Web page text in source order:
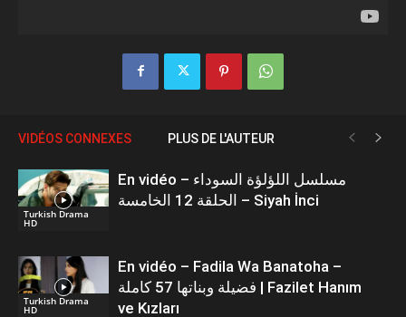
VIDÉOS CONNEXES PLUS DE L'AUTEUR
Turkish Drama
HD
En vidéo – مسلسل اللؤلؤة السوداء
الحلقة 12 الخامسة – Siyah İnci
Turkish Drama
HD
En vidéo – Fadila Wa Banatoha –
فضيلة وبناتها 57 كاملة | Fazilet Hanım
ve Kızları